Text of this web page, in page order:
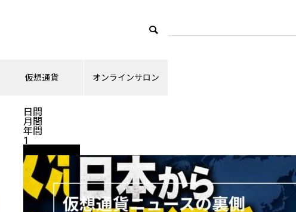
仮想通貨 オンラインサロン
ランキング
日間
月間
年間
1